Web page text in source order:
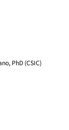
PhD (CSIC)